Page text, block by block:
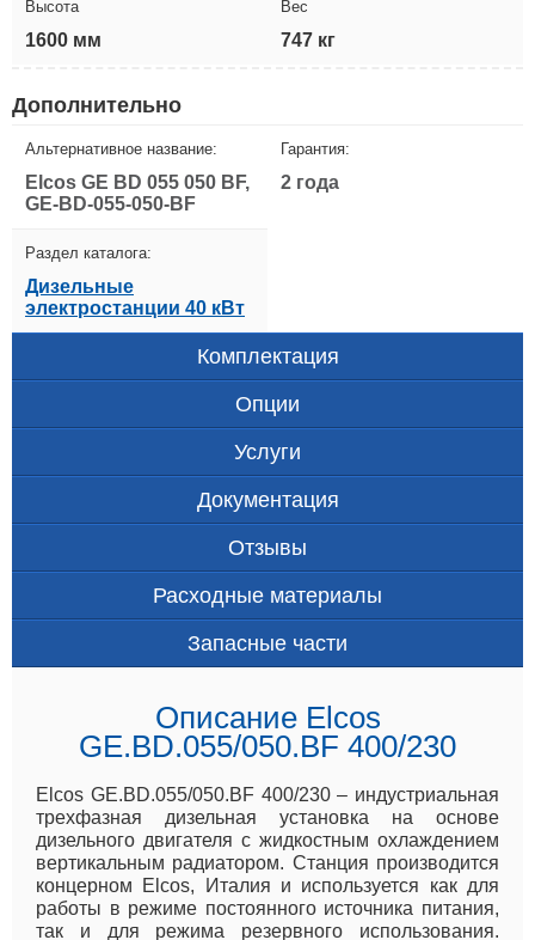
Высота
1600 мм
Вес
747 кг
Дополнительно
Альтернативное название:
Elcos GE BD 055 050 BF,
GE-BD-055-050-BF
Гарантия:
2 года
Раздел каталога:
Дизельные
электростанции 40 кВт
Комплектация
Опции
Услуги
Документация
Отзывы
Расходные материалы
Запасные части
Описание Elcos
GE.BD.055/050.BF 400/230
Elcos GE.BD.055/050.BF 400/230 – индустриальная
трехфазная дизельная установка на основе
дизельного двигателя с жидкостным охлаждением
вертикальным радиатором. Станция производится
концерном Elcos, Италия и используется как для
работы в режиме постоянного источника питания,
так и для режима резервного использования.